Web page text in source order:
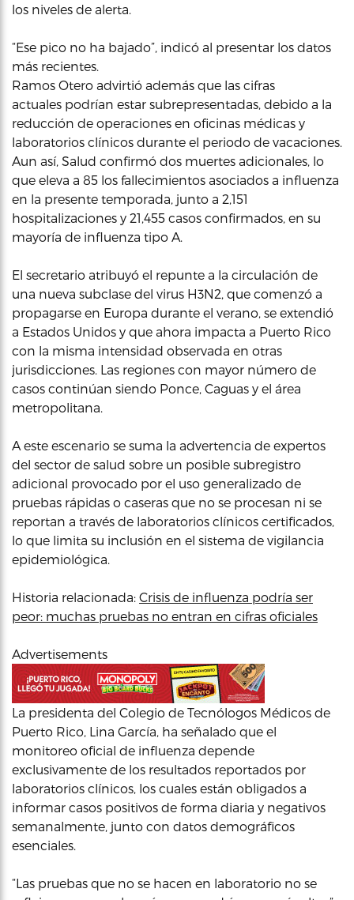
los niveles de alerta.
“Ese pico no ha bajado”, indicó al presentar los datos
más recientes.
Ramos Otero advirtió además que las cifras
actuales podrían estar subrepresentadas, debido a la
reducción de operaciones en oficinas médicas y
laboratorios clínicos durante el periodo de vacaciones.
Aun así, Salud confirmó dos muertes adicionales, lo
que eleva a 85 los fallecimientos asociados a influenza
en la presente temporada, junto a 2,151
hospitalizaciones y 21,455 casos confirmados, en su
mayoría de influenza tipo A.
El secretario atribuyó el repunte a la circulación de
una nueva subclase del virus H3N2, que comenzó a
propagarse en Europa durante el verano, se extendió
a Estados Unidos y que ahora impacta a Puerto Rico
con la misma intensidad observada en otras
jurisdicciones. Las regiones con mayor número de
casos continúan siendo Ponce, Caguas y el área
metropolitana.
A este escenario se suma la advertencia de expertos
del sector de salud sobre un posible subregistro
adicional provocado por el uso generalizado de
pruebas rápidas o caseras que no se procesan ni se
reportan a través de laboratorios clínicos certificados,
lo que limita su inclusión en el sistema de vigilancia
epidemiológica.
Historia relacionada: Crisis de influenza podría ser
peor: muchas pruebas no entran en cifras oficiales
Advertisements
La presidenta del Colegio de Tecnólogos Médicos de
Puerto Rico, Lina García, ha señalado que el
monitoreo oficial de influenza depende
exclusivamente de los resultados reportados por
laboratorios clínicos, los cuales están obligados a
informar casos positivos de forma diaria y negativos
semanalmente, junto con datos demográficos
esenciales.
“Las pruebas que no se hacen en laboratorio no se